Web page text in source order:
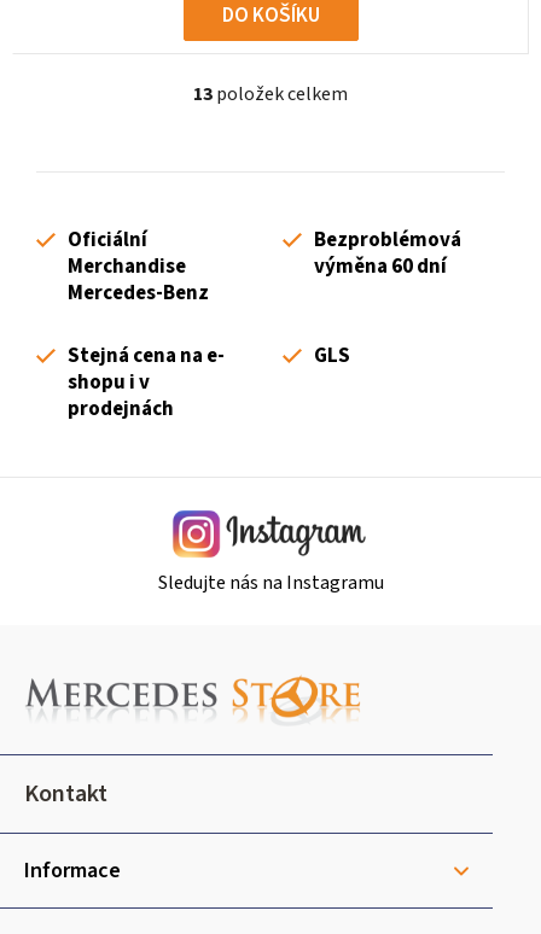
DO KOŠÍKU
O
l
v
ý
p
i
s
13položek celkem
Oficiální
Merchandise
Mercedes-Benz
Bezproblémová
výměna 60 dní
Stejná cena na e-
shopu i v
prodejnách
GLS
Sledujte nás na Instagramu
a
í
Kontakt
Informace